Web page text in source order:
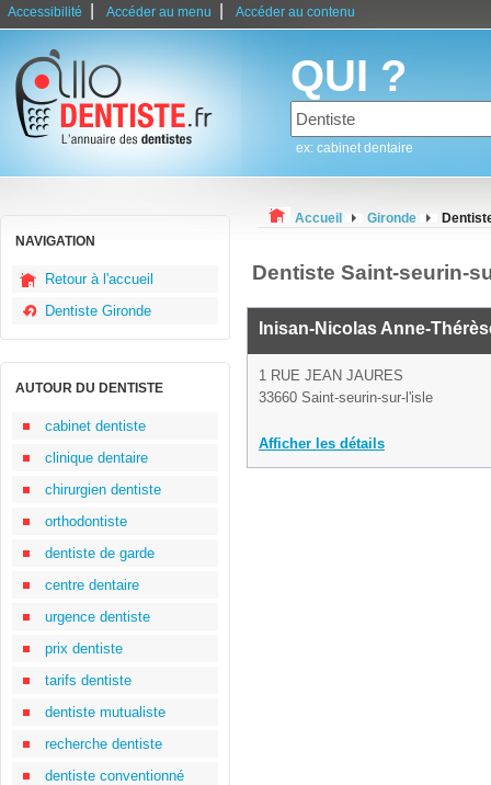
Accessibilité Accéder au menu Accéder au contenu
QUI ?
ex: cabinet dentaire
NAVIGATION
Retour à l'accueil
Dentiste Gironde
AUTOUR DU DENTISTE
cabinet dentiste
clinique dentaire
chirurgien dentiste
orthodontiste
dentiste de garde
centre dentaire
urgence dentiste
prix dentiste
tarifs dentiste
dentiste mutualiste
recherche dentiste
dentiste conventionné
Accueil Gironde
Dentiste Saint-seurin-
Inisan-Nicolas Anne-
1 RUE JEAN JAURES
33660 Saint-seurin-sur-l'isle
Afficher les détails